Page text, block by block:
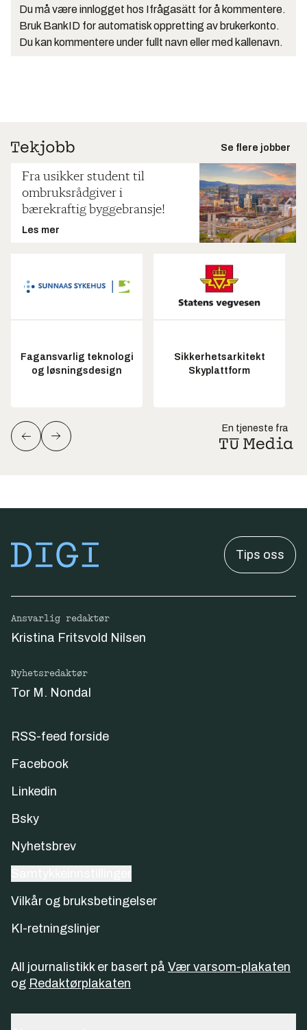
Du må være innlogget hos Ifrågasätt for å kommentere.
Bruk BankID for automatisk oppretting av brukerkonto.
Du kan kommentere under fullt navn eller med kallenavn.
Se flere jobber
Fra usikker student til
ombruksrådgiver i
bærekraftig byggebransje!
Les mer
Fagansvarlig teknologi
og løsningsdesign
Sikkerhetsarkitekt
Skyplattform
En tjeneste fra
Tips oss
Ansvarlig redaktør
Kristina Fritsvold Nilsen
Nyhetsredaktør
Tor M. Nondal
RSS-feed forside
Facebook
Linkedin
Bsky
Nyhetsbrev
Vilkår og bruksbetingelser
KI-retningslinjer
All journalistikk er basert på Vær varsom-plakaten
og Redaktørplakaten